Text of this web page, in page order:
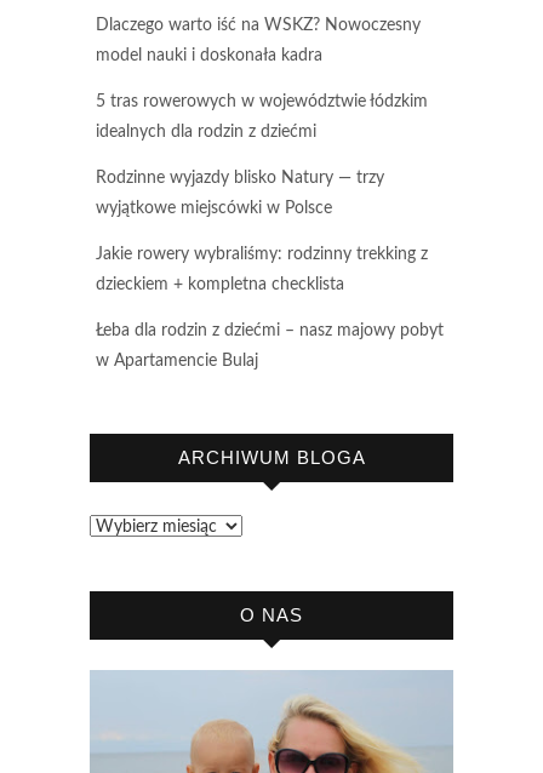
Dlaczego warto iść na WSKZ? Nowoczesny
model nauki i doskonała kadra
5 tras rowerowych w województwie łódzkim
idealnych dla rodzin z dziećmi
Rodzinne wyjazdy blisko Natury — trzy
wyjątkowe miejscówki w Polsce
Jakie rowery wybraliśmy: rodzinny trekking z
dzieckiem + kompletna checklista
Łeba dla rodzin z dziećmi – nasz majowy pobyt
w Apartamencie Bulaj
ARCHIWUM BLOGA
Archiwum
O NAS